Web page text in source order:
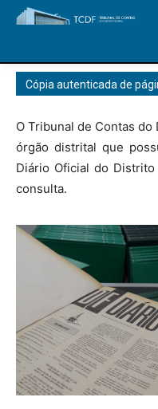
Cópia autenticada de
O Tribunal de Contas
órgão distrital que
Diário Oficial do
consulta.